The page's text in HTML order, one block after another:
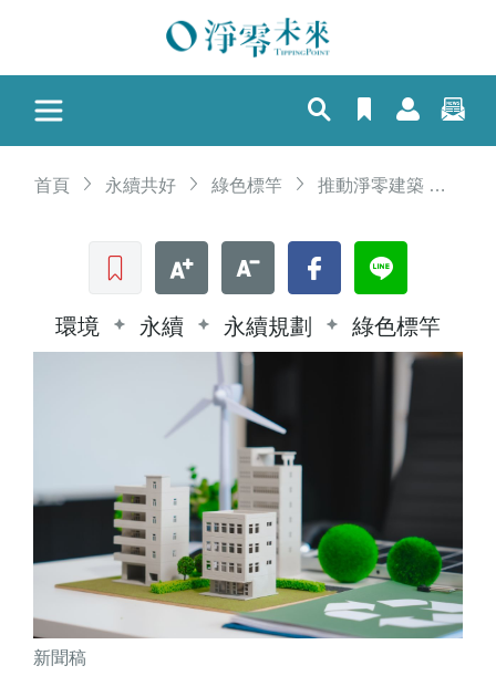
首頁 永續共好 綠色標竿 推動淨零建築 內政部聯合多機構舉辦北部說明會
收藏文章 文字加大 文字縮小 Facebook
環境 永續 永續規劃 綠色標竿
新聞稿